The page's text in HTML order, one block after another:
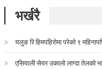
भर्खरै
यलुङ रि हिमपहिरोमा परेको ९
एसियाली सेयर उकालो लाग्दा तेलको